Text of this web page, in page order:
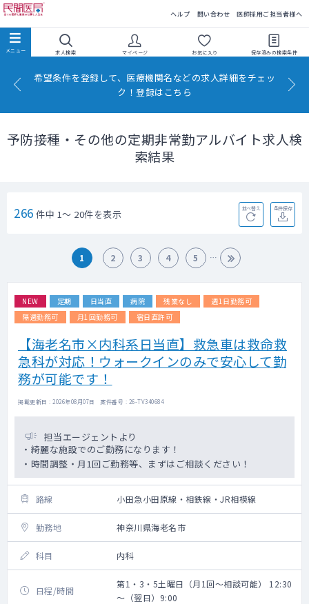
ヘルプ 問い合わせ 医師採用ご担当者様へ
求人検索 マイページ お気に入り 保存済みの検索条件
希望条件を登録して、医療機関名などの求人詳細をチェッ
ク！登録はこちら
予防接種・その他の定期非常勤アルバイト求人検
索結果
266 件中 1～ 20件を表示 並べ替え 条件保存
1 2 3 4 5
NEW 定期 日当直 病院 残業なし
週1日勤務可
隔週勤務可
月1回勤務可 宿日直許可
【海老名市×内科系日当直】救急車は救命救
急科が対応！ウォークインのみで安心して勤
務が可能です！
掲載更新日 : 2026年08月07日 案件番号 : 26-TV340684
担当エージェントより
・綺麗な施設でのご勤務になります！
・時間調整・月1回ご勤務等、まずはご相談ください！
路線 小田急小田原線・相鉄線・JR相模線
勤務地 神奈川県海老名市
科目 内科
日程/時間
第1・3・5土曜日（月1回～相談可能） 12:30
～（翌日）9:00